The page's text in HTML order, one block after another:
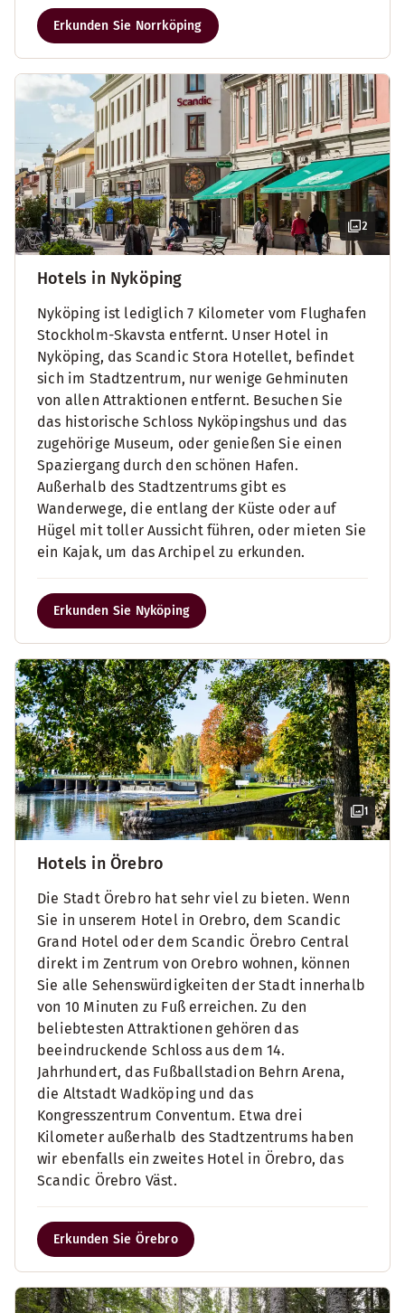
Erkunden Sie Norrköping
2
Hotels in Nyköping
Nyköping ist lediglich 7 Kilometer vom Flughafen
Stockholm-Skavsta entfernt. Unser Hotel in
Nyköping, das Scandic Stora Hotellet, befindet
sich im Stadtzentrum, nur wenige Gehminuten
von allen Attraktionen entfernt. Besuchen Sie
das historische Schloss Nyköpingshus und das
zugehörige Museum, oder genießen Sie einen
Spaziergang durch den schönen Hafen.
Außerhalb des Stadtzentrums gibt es
Wanderwege, die entlang der Küste oder auf
Hügel mit toller Aussicht führen, oder mieten Sie
ein Kajak, um das Archipel zu erkunden.
Erkunden Sie Nyköping
1
Hotels in Örebro
Die Stadt Örebro hat sehr viel zu bieten. Wenn
Sie in unserem Hotel in Orebro, dem Scandic
Grand Hotel oder dem Scandic Örebro Central
direkt im Zentrum von Orebro wohnen, können
Sie alle Sehenswürdigkeiten der Stadt innerhalb
von 10 Minuten zu Fuß erreichen. Zu den
beliebtesten Attraktionen gehören das
beeindruckende Schloss aus dem 14.
Jahrhundert, das Fußballstadion Behrn Arena,
die Altstadt Wadköping und das
Kongresszentrum Conventum. Etwa drei
Kilometer außerhalb des Stadtzentrums haben
wir ebenfalls ein zweites Hotel in Örebro, das
Scandic Örebro Väst.
Erkunden Sie Örebro